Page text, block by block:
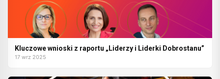
Kluczowe wnioski z raportu „Liderzy i Liderki Dobrostanu”
17 wrz 2025